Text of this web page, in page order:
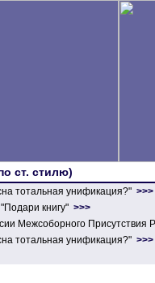
ст. стилю)
тотальная унификация?" >>>
книгу" >>>
Межсоборного
тотальная унификация?" >>>